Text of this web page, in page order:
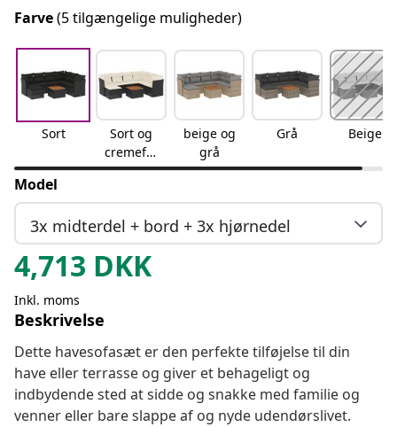
Farve(5 tilgængelige muligheder)
Sort
Sort og
cremefar
vet
beige og
grå
Grå Beige
Model
3x midterdel + bord + 3x hjørnedel
4,713 DKK
Inkl. moms
Beskrivelse
Dette havesofasæt er den perfekte tilføjelse til din
have eller terrasse og giver et behageligt og
indbydende sted at sidde og snakke med familie og
venner eller bare slappe af og nyde udendørslivet.